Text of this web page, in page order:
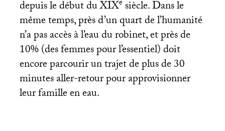
depuis le début duXIXesiècle. Dans le
même temps, près d’un quart de l’humanité
n’a pas accès à l’eau du robinet, et près de
10% (des femmes pour l’essentiel) doit
encore parcourir un trajet de plus de 30
minutes aller-retour pour approvisionner
leur famille en eau.